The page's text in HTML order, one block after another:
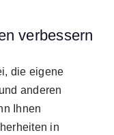
verbessern
die eigene
anderen
Ihnen
in